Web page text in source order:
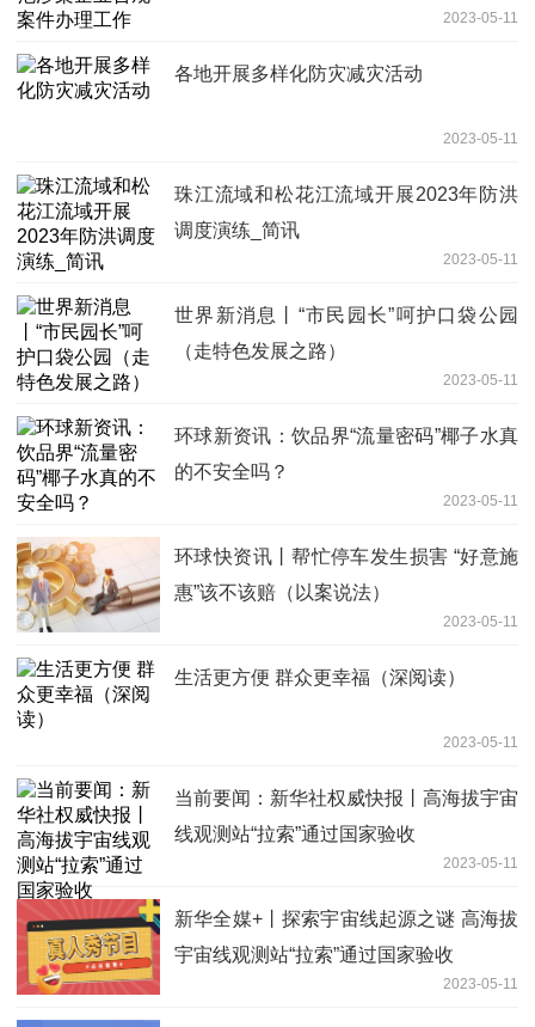
2023-05-11
各地开展多样化防灾减灾活动
2023-05-11
珠江流域和松花江流域开展2023年防洪
调度演练_简讯
2023-05-11
世界新消息丨“市民园长”呵护口袋公园
（走特色发展之路）
2023-05-11
环球新资讯：饮品界“流量密码”椰子水真
的不安全吗？
2023-05-11
环球快资讯丨帮忙停车发生损害 “好意施
惠”该不该赔（以案说法）
2023-05-11
生活更方便 群众更幸福（深阅读）
2023-05-11
当前要闻：新华社权威快报丨高海拔宇宙
线观测站“拉索”通过国家验收
2023-05-11
新华全媒+丨探索宇宙线起源之谜 高海拔
宇宙线观测站“拉索”通过国家验收
2023-05-11